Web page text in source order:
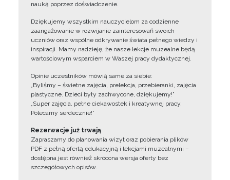
nauką poprzez doświadczenie.
Dziękujemy wszystkim nauczycielom za codzienne
zaangażowanie w rozwijanie zainteresowań swoich
uczniów oraz wspólne odkrywanie świata pełnego wiedzy i
inspiracji. Mamy nadzieję, że nasze lekcje muzealne będą
wartościowym wsparciem w Waszej pracy dydaktycznej.
Opinie uczestników mówią same za siebie:
„Byliśmy – świetne zajęcia, prelekcja, przebieranki, zajęcia
plastyczne. Dzieci były zachwycone, dziękujemy!”
„Super zajęcia, pełne ciekawostek i kreatywnej pracy.
Polecamy serdecznie!”
Rezerwacje już trwają
Zapraszamy do planowania wizyt oraz pobierania plików
PDF z pełną ofertą edukacyjną i lekcjami muzealnymi –
dostępna jest również skrócona wersja oferty bez
szczegółowych opisów.